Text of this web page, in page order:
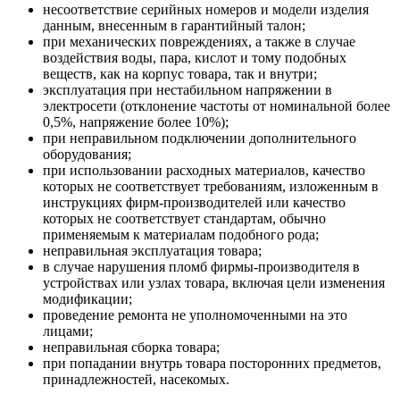
несоответствие серийных номеров и модели изделия
данным, внесенным в гарантийный талон;
при механических повреждениях, а также в случае
воздействия воды, пара, кислот и тому подобных
веществ, как на корпус товара, так и внутри;
эксплуатация при нестабильном напряжении в
электросети (отклонение частоты от номинальной более
0,5%, напряжение более 10%);
при неправильном подключении дополнительного
оборудования;
при использовании расходных материалов, качество
которых не соответствует требованиям, изложенным в
инструкциях фирм-производителей или качество
которых не соответствует стандартам, обычно
применяемым к материалам подобного рода;
неправильная эксплуатация товара;
в случае нарушения пломб фирмы-производителя в
устройствах или узлах товара, включая цели изменения
модификации;
проведение ремонта не уполномоченными на это
лицами;
неправильная сборка товара;
при попадании внутрь товара посторонних предметов,
принадлежностей, насекомых.